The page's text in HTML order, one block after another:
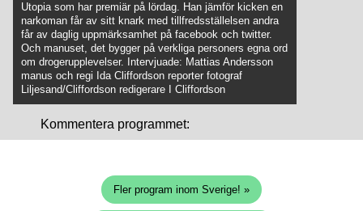
Utopia som har premiär på lördag. Han jämför kicken en
narkoman får av sitt knark med tillfredsställelsen andra
får av daglig uppmärksamhet på facebook och twitter.
Och manuset, det bygger på verkliga personers egna ord
om drogerupplevelser. Intervjuade: Mattias Andersson
manus och regi Ida Cliffordson reporter fotograf
Liljesand/Cliffordson redigerare I Cliffordson
Kommentera programmet:
Fler program inom Sverige! »